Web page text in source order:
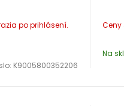
K9005800352206
Na